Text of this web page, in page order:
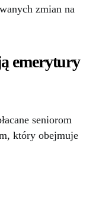
zmian na
emerytury
seniorom
który obejmuje